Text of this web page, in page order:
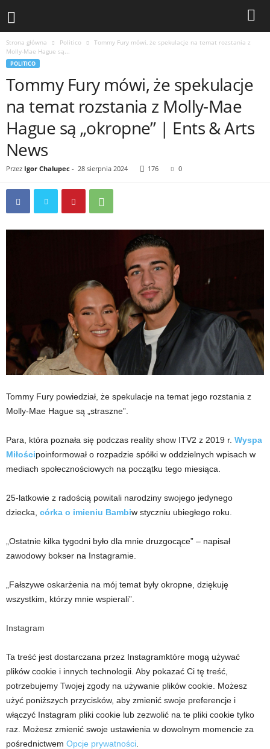
Strona główna Politico
Tommy Fury mówi, że spekulacje na temat rozstania z
Molly-Mae Hague są...
POLITICO
Tommy Fury mówi, że spekulacje
na temat rozstania z Molly-Mae
Hague są „okropne” | Ents & Arts
News
Przez Igor Chalupec - 28 sierpnia 2024 176 0
Tommy Fury powiedział, że spekulacje na temat jego rozstania z
Molly-Mae Hague są „straszne”.
Para, która poznała się podczas reality show ITV2 z 2019 r. Wyspa
Miłościpoinformował o rozpadzie spółki w oddzielnych wpisach w
mediach społecznościowych na początku tego miesiąca.
25-latkowie z radością powitali narodziny swojego jedynego
dziecka, córka o imieniu Bambiw styczniu ubiegłego roku.
„Ostatnie kilka tygodni było dla mnie druzgocące” – napisał
zawodowy bokser na Instagramie.
„Fałszywe oskarżenia na mój temat były okropne, dziękuję
wszystkim, którzy mnie wspierali”.
Instagram
Ta treść jest dostarczana przez Instagramktóre mogą używać
plików cookie i innych technologii. Aby pokazać Ci tę treść,
potrzebujemy Twojej zgody na używanie plików cookie. Możesz
użyć poniższych przycisków, aby zmienić swoje preferencje i
włączyć Instagram pliki cookie lub zezwolić na te pliki cookie tylko
raz. Możesz zmienić swoje ustawienia w dowolnym momencie za
pośrednictwem Opcje prywatności